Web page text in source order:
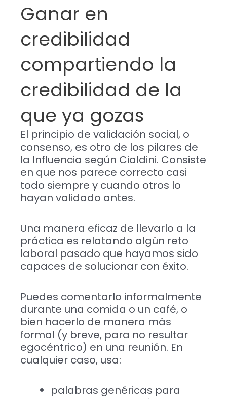
Ganar en
credibilidad
compartiendo la
credibilidad de la
que ya gozas
El principio de validación social, o
consenso, es otro de los pilares de
la Influencia según Cialdini. Consiste
en que nos parece correcto casi
todo siempre y cuando otros lo
hayan validado antes.
Una manera eficaz de llevarlo a la
práctica es relatando algún reto
laboral pasado que hayamos sido
capaces de solucionar con éxito.
Puedes comentarlo informalmente
durante una comida o un café, o
bien hacerlo de manera más
formal (y breve, para no resultar
egocéntrico) en una reunión. En
cualquier caso, usa:
palabras genéricas para